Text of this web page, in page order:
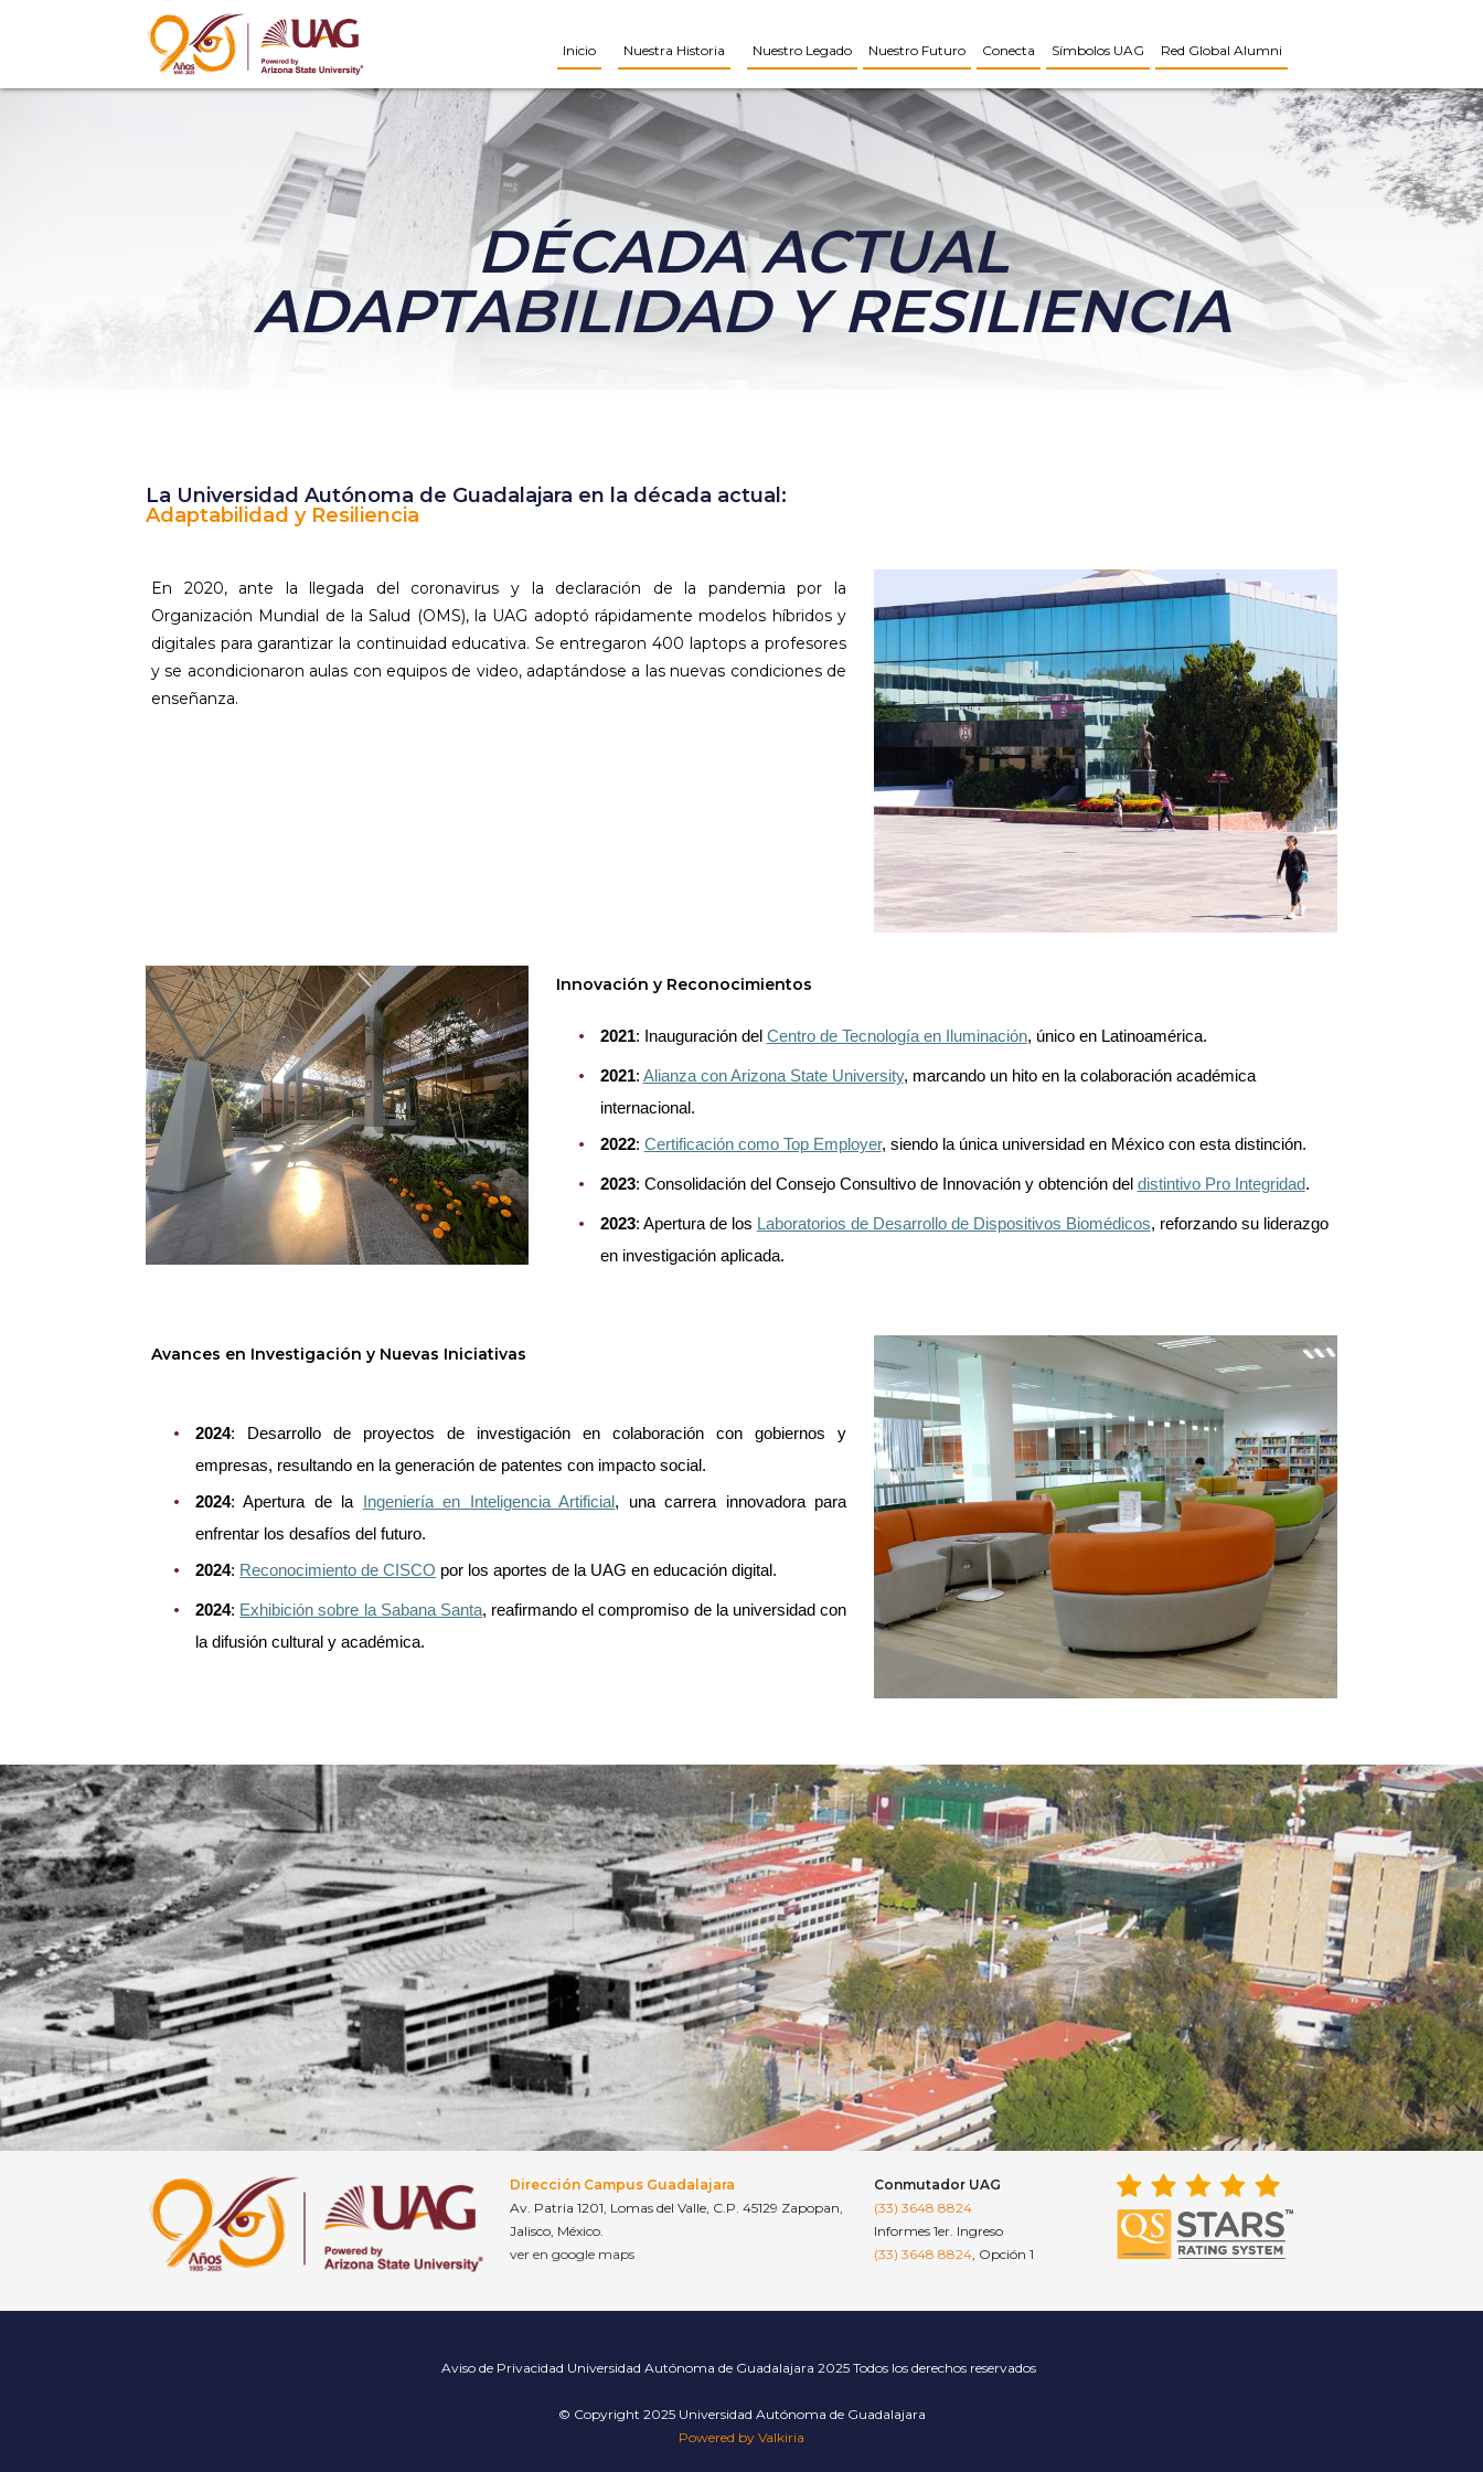
Red Global Alumni
Símbolos UAG
Conecta
Nuestro Futuro
Nuestro Legado
Nuestra Historia
Inicio
DÉCADA ACTUAL
ADAPTABILIDAD Y RESILIENCIA
La Universidad Autónoma de Guadalajara en la década actual:
Adaptabilidad y Resiliencia
En 2020, ante la llegada del coronavirus y la declaración de la pandemia por la
Organización Mundial de la Salud (OMS), la UAG adoptó rápidamente modelos híbridos y
digitales para garantizar la continuidad educativa. Se entregaron 400 laptops a profesores
y se acondicionaron aulas con equipos de video, adaptándose a las nuevas condiciones de
enseñanza.
Innovación y Reconocimientos
2021: Inauguración del Centro de Tecnología en Iluminación, único en Latinoamérica.
2021: Alianza con Arizona State University, marcando un hito en la colaboración académica
internacional.
2022: Certificación como Top Employer, siendo la única universidad en México con esta distinción.
2023: Consolidación del Consejo Consultivo de Innovación y obtención del distintivo Pro Integridad.
2023: Apertura de los Laboratorios de Desarrollo de Dispositivos Biomédicos, reforzando su liderazgo
en investigación aplicada.
Avances en Investigación y Nuevas Iniciativas
2024: Desarrollo de proyectos de investigación en colaboración con gobiernos y
empresas, resultando en la generación de patentes con impacto social.
2024: Apertura de la Ingeniería en Inteligencia Artificial , una carrera innovadora para
enfrentar los desafíos del futuro.
2024: Reconocimiento de CISCO por los aportes de la UAG en educación digital.
2024: Exhibición sobre la Sabana Santa, reafirmando el compromiso de la universidad con
la difusión cultural y académica.
Dirección Campus Guadalajara
Av. Patria 1201, Lomas del Valle, C.P. 45129 Zapopan,
Jalisco, México.
ver en google maps
Conmutador UAG
(33) 3648 8824
Informes 1er. Ingreso
(33) 3648 8824 , Opción 1
Aviso de Privacidad Universidad Autónoma de Guadalajara 2025 Todos los derechos reservados
© Copyright 2025 Universidad Autónoma de Guadalajara
Powered by Valkiria